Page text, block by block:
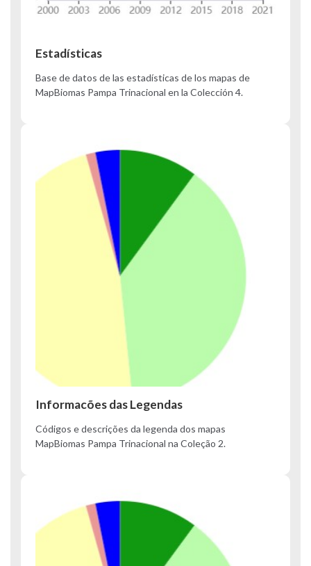
Estadísticas
Base de datos de las estadísticas de los mapas de
MapBiomas Pampa Trinacional en la Colección 4.
Informacões das Legendas
Códigos e descrições da legenda dos mapas
MapBiomas Pampa Trinacional na Coleção 2.